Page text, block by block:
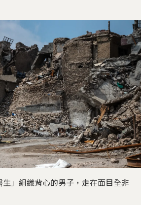
」組織背心的男子，走在面目全非